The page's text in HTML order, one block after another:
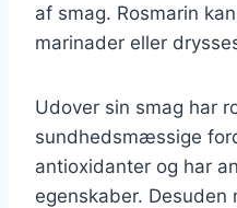
af smag. Rosmarin
marinader eller
Udover sin smag har
sundhedsmæssige
antioxidanter og har
egenskaber. Desuden